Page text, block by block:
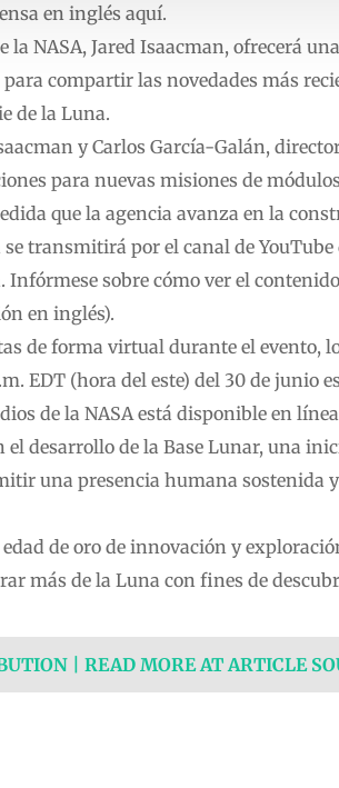
en inglés aquí.
NASA, Jared Isaacman, ofrecerá
para compartir las novedades más
de la Luna.
y Carlos García-Galán,
para nuevas misiones de
que la agencia avanza en la
se transmitirá por el canal de
Infórmese sobre cómo ver el
en inglés).
de forma virtual durante el evento,
EDT (hora del este) del 30 de junio
de la NASA está disponible en
el desarrollo de la Base Lunar, una
una presencia humana
de oro de innovación y
más de la Luna con fines de
| READ MORE AT ARTICLE